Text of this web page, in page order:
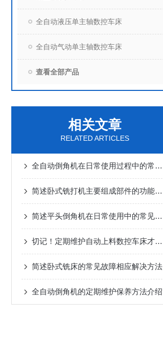
全自动液压单主轴数控车床
全自动气动单主轴数控车床
查看全部产品
相关文章
RELATED ARTICLES
全自动倒角机在日常使用过程中的常见问题相应解决方法分享
简述卧式铣打机主要组成部件的功能特点
简述平头倒角机在日常使用中的常见问题相应解决方法
切记！定期维护自动上料数控车床才能确保其高效稳定运行
简述卧式铣床的常见故障相应解决方法
全自动倒角机的定期维护保养方法介绍